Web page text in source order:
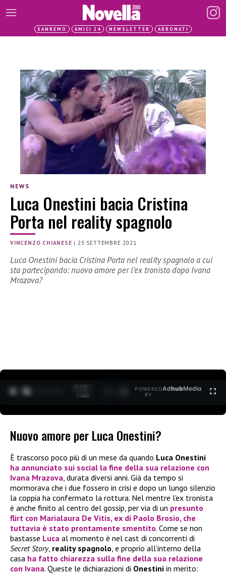
SANREMO AMICI 24 NEWSLETTER ABBONATI
NEWS
Luca Onestini bacia Cristina
Porta nel reality spagnolo
VINCENZO CHIANESE |23 SETTEMBRE 2021
Luca Onestini bacia Cristina Porta nel reality spagnolo a cui
sta partecipando: nuovo amore per l’ex tronista dopo Ivana
Mrazova?
0:19 /
1:40
POWERED
BY
AdhubMedia
Nuovo amore per Luca Onestini?
È trascorso poco più di un mese da quando Luca Onestini
ha annunciato sui social la fine della sua relazione con
Ivana Mrazova, durata diversi anni. Già da tempo si
mormorava che i due fossero in crisi e dopo un lungo silenzio
la coppia ha confermato la rottura. Nel mentre l’ex tronista
è anche finito al centro del gossip, per via di un presunto
flirt con Marialaura De Vitis, ex di Paolo Brosio, che
tuttavia è stato prontamente smentito. Come se non
bastasse Luca al momento è nel cast di concorrenti di
Secret Story, reality spagnolo, e proprio all’interno della
casa ha fatto chiarezza sulla fine della sua relazione
con Ivana. Queste le dichiarazioni di Onestini in merito: